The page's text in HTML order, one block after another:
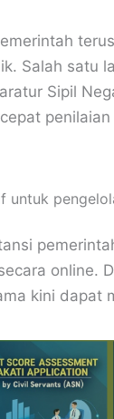
Salah satu
Sipil
untuk
online.
kini dapat